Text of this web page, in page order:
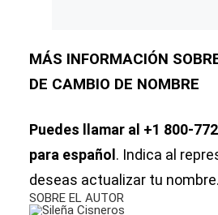
MÁS INFORMACIÓN
DE CAMBIO DE NOMBRE
Puedes llamar al +1 800-
para español . Indica al
deseas actualizar tu nombre.
SOBRE EL AUTOR